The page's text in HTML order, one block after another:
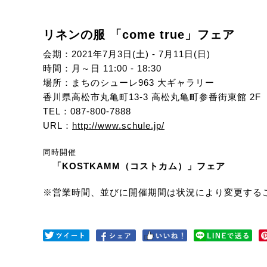
リネンの服 「come true」フェア
会期：2021年7月3日(土) - 7月11日(日)
時間：月～日 11:00 - 18:30
場所：まちのシューレ963 大ギャラリー
香川県高松市丸亀町13-3 高松丸亀町参番街東館 2F
TEL：087-800-7888
URL： http://www.schule.jp/
同時開催
「KOSTKAMM（コストカム）」フェア
※営業時間、並びに開催期間は状況により変更する